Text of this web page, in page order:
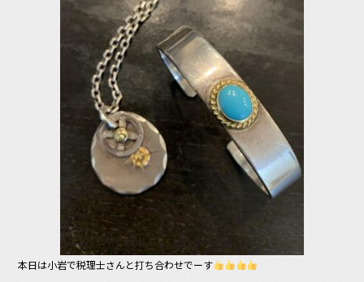
o
本日は小岩で税理士さんと打ち合わせでーす